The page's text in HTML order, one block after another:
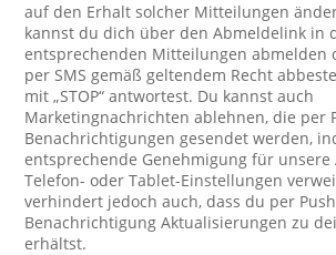
auf den Erhalt solcher Mitteilungen
kannst du dich über den Abmeldelink in
entsprechenden Mitteilungen abmelden
per SMS gemäß geltendem Recht
mit „STOP“ antwortest. Du kannst auch
Marketingnachrichten ablehnen, die per
Benachrichtigungen gesendet werden,
entsprechende Genehmigung für
Telefon- oder Tablet-Einstellungen
verhindert jedoch auch, dass du per
Benachrichtigung Aktualisierungen zu
erhältst.